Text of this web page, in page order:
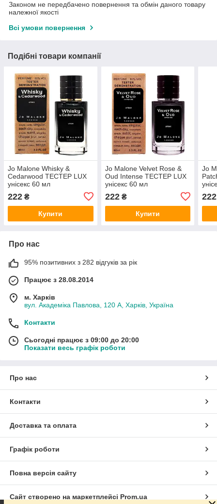
Законом не передбачено повернення та обмін даного товару
належної якості
Всі умови повернення
Подібні товари компанії
Jo Malone Whisky &
Cedarwood ТЕСТЕР LUX
унісекс 60 мл
222 ₴
Купити
Jo Malone Velvet Rose &
Oud Intense ТЕСТЕР LUX
унісекс 60 мл
222₴
Купити
Jo
222
Про нас
95% позитивних з 282 відгуків за рік
Працює з 28.08.2014
м. Харків
вул. Академіка Павлова, 120 А, Харків, Україна
Контакти
Сьогодні працює з 09:00 до 20:00
Показати весь графік роботи
Про нас
Контакти
Доставка та оплата
Графік роботи
Повна версія сайту
Сайт створено на маркетплейсі Prom.ua